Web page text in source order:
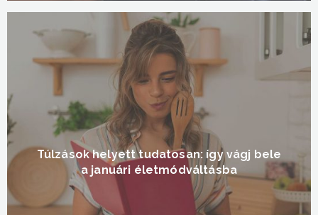
Túlzások helyett tudatosan: így vágj bele
a januári életmódváltásba